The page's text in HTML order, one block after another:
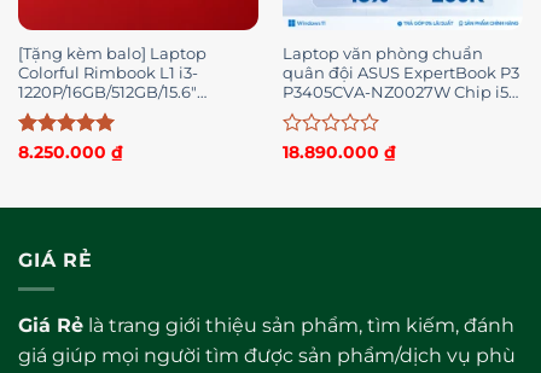
[Tặng kèm balo] Laptop
Colorful Rimbook L1 i3-
1220P/16GB/512GB/15.6″
FHD/Win11_CA30016512C-G-
E1AD
Được xếp
8.250.000 ₫
Laptop văn phòng chuẩn
quân đội ASUS ExpertBook P3
P3405CVA-NZ0027W Chip i5-
13420H 14’inchs 2K 144Hz
Được
0
18.890.000 ₫
GIÁ RẺ
Giá Rẻ là trang giới thiệu sản phẩm, tìm kiếm, đánh
giá giúp mọi người tìm được sản phẩm/dịch vụ phù